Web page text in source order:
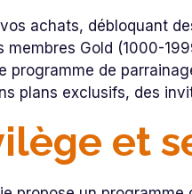
achats, débloquant
membres Gold (1000-
programme de
plans exclusifs, des
et